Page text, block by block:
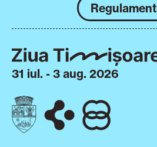
Regulament
31 iul. - 3 aug. 2026